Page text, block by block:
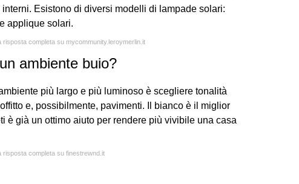
Esistono di diversi modelli di lampade solari:
applique solari.
risposta completa su mycommunity.leroymerlin.it
ambiente buio?
più largo e più luminoso è scegliere tonalità
e, possibilmente, pavimenti. Il bianco è il miglior
è già un ottimo aiuto per rendere più vivibile una casa
risposta completa su finestrewnd.it